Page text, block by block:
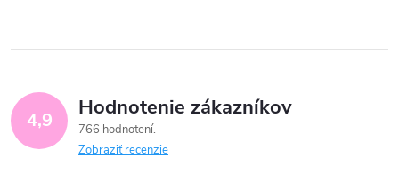
4,9 Hodnotenie zákazníkov
766 hodnotení
Zobraziť recenzie